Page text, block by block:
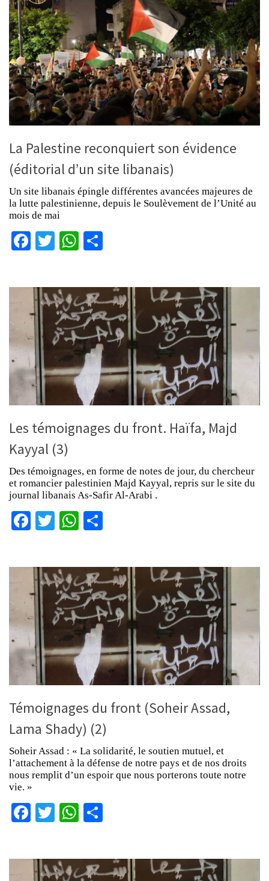
La Palestine reconquiert son évidence
(éditorial d’un site libanais)
Un site libanais épingle différentes avancées majeures de
la lutte palestinienne, depuis le Soulèvement de l’Unité au
mois de mai
Facebook
TwitterWhatsApp
Les témoignages du front. Haïfa, Majd
Kayyal (3)
Des témoignages, en forme de notes de jour, du chercheur
et romancier palestinien Majd Kayyal, repris sur le site du
journal libanais As-Safir Al-Arabi .
Facebook
TwitterWhatsApp
Témoignages du front (Soheir Assad,
Lama Shady) (2)
Soheir Assad : « La solidarité, le soutien mutuel, et
l’attachement à la défense de notre pays et de nos droits
nous remplit d’un espoir que nous porterons toute notre
vie. »
Facebook
TwitterWhatsApp